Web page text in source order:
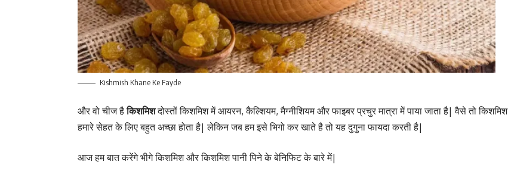
Kishmish Khane Ke Fayde
और वो चीज हैकिशमिशदोस्तों किशमिश में आयरन, कैल्शियम, मैग्नीशियम और फाइबर प्रचुर मात्रा में पाया जाता है| वैसे तो किशमिश
हमारे सेहत के लिए बहुत अच्छा होता है| लेकिन जब हम इसे भिगो कर खाते है तो यह दुगुना फायदा करती है|
आज हम बात करेंगे भीगे किशमिश और किशमिश पानी पिने के बेनिफिट के बारे में|